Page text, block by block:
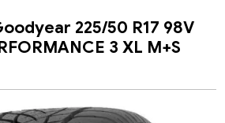
225/50 R17 98V
3 XL M+S